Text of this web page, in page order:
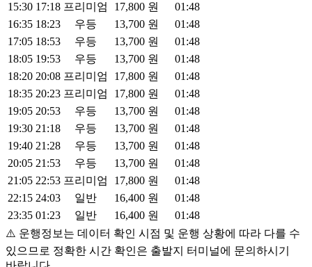
15:30 17:18 프리미엄 17,800 원
01:48
16:35 18:23 우등 13,700 원
01:48
17:05 18:53 우등 13,700 원
01:48
18:05 19:53 우등 13,700 원
01:48
18:20 20:08 프리미엄 17,800 원
01:48
18:35 20:23 프리미엄 17,800 원
01:48
19:05 20:53 우등 13,700 원
01:48
19:30 21:18 우등 13,700 원
01:48
19:40 21:28 우등 13,700 원
01:48
20:05 21:53 우등 13,700 원
01:48
21:05 22:53 프리미엄 17,800 원
01:48
22:15 24:03 일반 16,400 원
01:48
23:35 01:23 일반 16,400 원
01:48
⚠️ 운행정보는 데이터 확인 시점 및 운행 상황에 따라 다를 수
있으므로 정확한 시간 확인은 출발지 터미널에 문의하시기